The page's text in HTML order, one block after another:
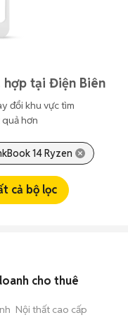
tại Điện Biên
đổi khu vực tìm
hơn
14 Ryzen
cả bộ lọc
cho thuê
Nội thất cao cấp